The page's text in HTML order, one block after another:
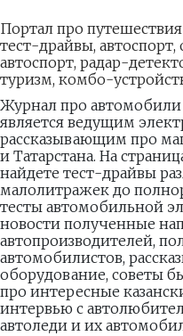
Портал про
тест-драйвы,
автоспорт, радар-
туризм, комбо-
Журнал про
является ведущим
рассказывающим про
и Татарстана. На
найдете тест-драйвы
малолитражек до
тесты автомобильной
новости полученные
автопроизводителей,
автомобилистов,
оборудование, советы
про интересные
интервью с
автоледи и их